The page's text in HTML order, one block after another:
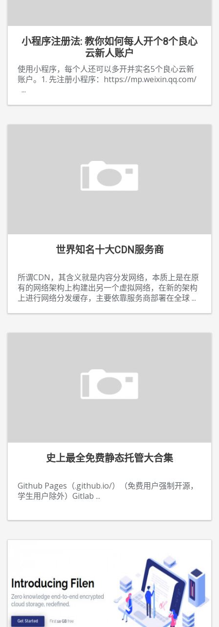
小程序注册法: 教你如何每人开个8个良心
云新人账户
使用小程序，每个人还可以多开并实名5个良心云新
账户。1. 先注册小程序：https://mp.weixin.qq.com/
...
世界知名十大CDN服务商
所谓CDN，其含义就是内容分发网络，本质上是在原
有的网络架构上构建出另一个虚拟网络，在新的架构
上进行网络分发缓存，主要依靠服务商部署在全球...
史上最全免费静态托管大合集
Github Pages（.github.io/）（免费用户强制开源，
学生用户除外）Gitlab ...